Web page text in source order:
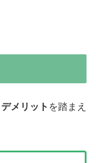
デメリット を踏まえ